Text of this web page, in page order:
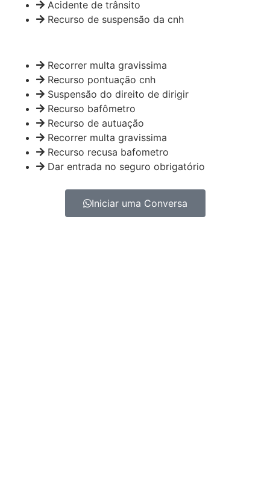
Acidente de trânsito
Recurso de suspensão da cnh
Recorrer multa gravissima
Recurso pontuação cnh
Suspensão do direito de dirigir
Recurso bafômetro
Recurso de autuação
Recorrer multa gravissima
Recurso recusa bafometro
Dar entrada no seguro obrigatório
Iniciar uma Conversa